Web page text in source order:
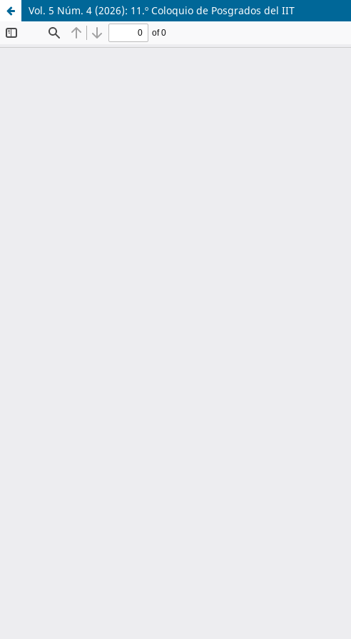
Vol. 5 Núm. 4 (2026): 11.º Coloquio de Posgrados del IIT